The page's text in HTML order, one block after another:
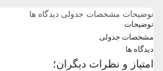
توضیحات مشخصات جدولی دیدگاه ها
توضیحات
مشخصات جدولی
دیدگاه ها
امتیاز و نظرات دیگران؛